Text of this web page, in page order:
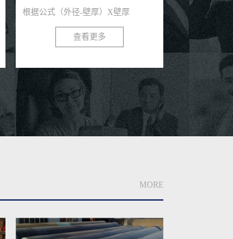
了，根据公式（外径-壁厚）X壁厚
X0.0246615的出来的米重，单位是
KG，在换算成吨X吨价的出来的...
查看更多
了根据
KG，在
MORE